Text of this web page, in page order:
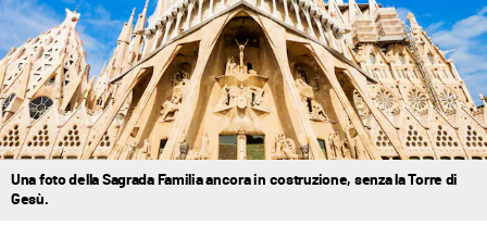
Una foto della Sagrada Familia ancora in costruzione, senza la Torre di
Gesù.